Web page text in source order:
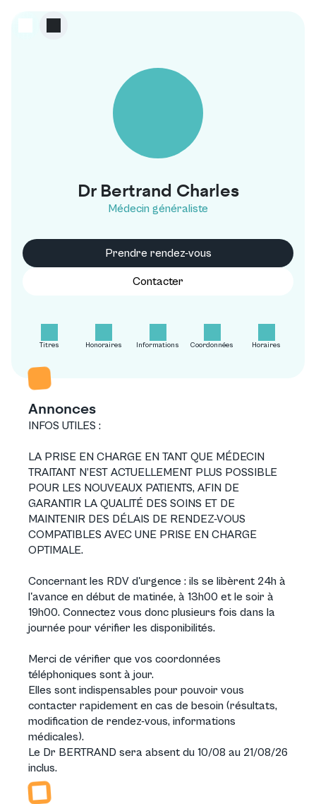
Dr Bertrand Charles
Médecin généraliste
Prendre rendez-vous
Contacter
Titres Honoraires Informations Coordonnées Horaires
Annonces
INFOS UTILES :
LA PRISE EN CHARGE EN TANT QUE MÉDECIN
TRAITANT N’EST ACTUELLEMENT PLUS POSSIBLE
POUR LES NOUVEAUX PATIENTS, AFIN DE
GARANTIR LA QUALITÉ DES SOINS ET DE
MAINTENIR DES DÉLAIS DE RENDEZ-VOUS
COMPATIBLES AVEC UNE PRISE EN CHARGE
OPTIMALE.
Concernant les RDV d'urgence : ils se libèrent 24h à
l'avance en début de matinée, à 13h00 et le soir à
19h00. Connectez vous donc plusieurs fois dans la
journée pour vérifier les disponibilités.
Merci de vérifier que vos coordonnées
téléphoniques sont à jour.
Elles sont indispensables pour pouvoir vous
contacter rapidement en cas de besoin (résultats,
modification de rendez-vous, informations
médicales).
Le Dr BERTRAND sera absent du 10/08 au 21/08/26
inclus.